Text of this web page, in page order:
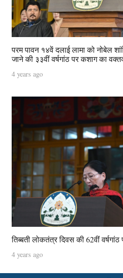
परम पावन १४वें दलाई लामा को नोबेल
जाने की ३३वीं वर्षगांठ पर कशाग का
4 years ago
तिब्बती लोकतंत्र दिवस की 62वीं
4 years ago